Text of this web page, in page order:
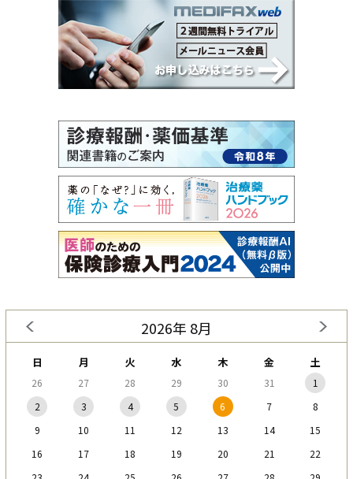
2026年 8月
日 月 火 水 木 金 土
26 27 28 29 30 31
1
2
3 4 5 6 7
8
9
10 11 12 13 14
15
16
17 18 19 20 21
22